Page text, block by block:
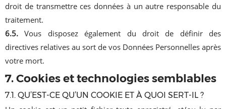
droit de transmettre ces données à un autre responsable du
traitement.
6.5. Vous disposez également du droit de définir des
directives relatives au sort de vos Données Personnelles après
votre mort.
7. Cookies et technologies semblables
7.1. QU’EST-CE QU’UN COOKIE ET À QUOI SERT-IL ?